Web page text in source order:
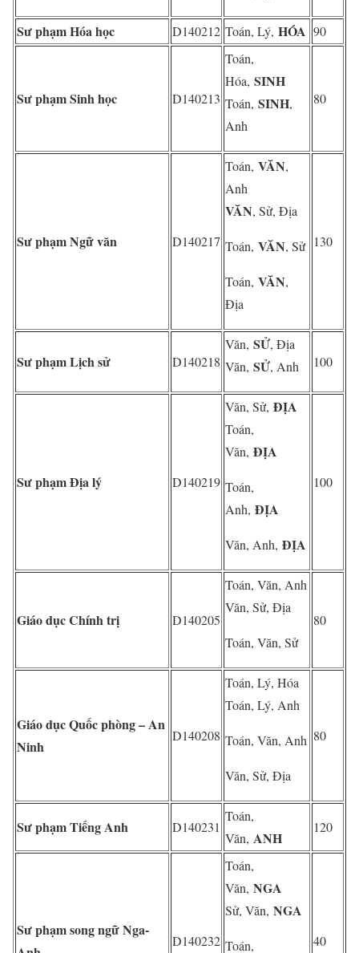
Sư phạm Hóa học D140212 Toán, Lý, HÓA 90
Sư phạm Sinh học D140213
Toán,
Hóa, SINH
Toán, SINH,
Anh
80
Sư phạm Ngữ văn D140217
Toán, VĂN,
Anh
VĂN, Sử, Địa
Toán, VĂN, Sử
Toán, VĂN,
Địa
130
Sư phạm Lịch sử D140218
Văn, SỬ, Địa
Văn, SỬ, Anh 100
Sư phạm Địa lý D140219
Văn, Sử, ĐỊA
Toán,
Văn, ĐỊA
Toán,
Anh, ĐỊA
Văn, Anh, ĐỊA
100
Giáo dục Chính trị D140205
Toán, Văn, Anh
Văn, Sử, Địa
Toán, Văn, Sử
80
Giáo dục Quốc phòng – An
Ninh
D140208
Toán, Lý, Hóa
Toán, Lý, Anh
Toán, Văn, Anh
Văn, Sử, Địa
80
Sư phạm Tiếng Anh D140231
Toán,
Văn, ANH
120
Sư phạm song ngữ Nga-
D140232
Toán,
Văn, NGA
Sử, Văn, NGA
Toán, 40